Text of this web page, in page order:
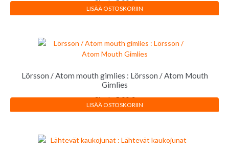
Single5,00€
LISÄÄ OSTOSKORIIN
Lörsson / Atom mouth gimlies : Lörsson / Atom Mouth
Gimlies
Single5,00€
LISÄÄ OSTOSKORIIN